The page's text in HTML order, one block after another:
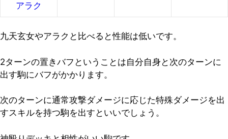
アラク
九天玄女やアラクと比べると性能は低いです。
2ターンの置きバフということは自分自身と次のターンに
出す駒にバフがかかります。
次のターンに通常攻撃ダメージに応じた特殊ダメージを出
すスキルを持つ駒を出すといいでしょう。